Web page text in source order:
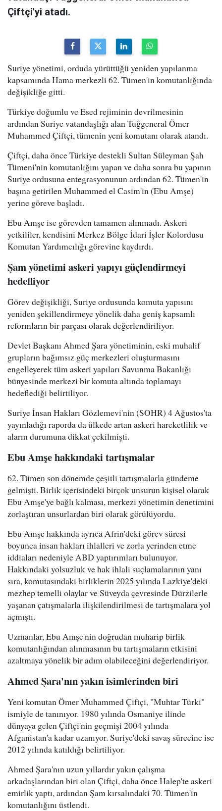
Çiftçi'yi atadı.
Suriye yönetimi, orduda yürüttüğü yeniden yapılanma
kapsamında Hama merkezli 62. Tümen'in komutanlığında
değişikliğe gitti.
Türkiye doğumlu ve Esed rejiminin devrilmesinin
ardından Suriye vatandaşlığı alan Tuğgeneral Ömer
Muhammed Çiftçi, tümenin yeni komutanı olarak atandı.
Çiftçi, daha önce Türkiye destekli Sultan Süleyman Şah
Tümeni'nin komutanlığını yapan ve daha sonra bu yapının
Suriye ordusuna entegrasyonunun ardından 62. Tümen'in
başına getirilen Muhammed el Casim'in (Ebu Amşe)
yerine göreve başladı.
Ebu Amşe ise görevden tamamen alınmadı. Askeri
yetkililer, kendisini Merkez Bölge İdari İşler Kolordusu
Komutan Yardımcılığı görevine kaydırdı.
Şam yönetimi askeri yapıyı güçlendirmeyi
hedefliyor
Görev değişikliği, Suriye ordusunda komuta yapısını
yeniden şekillendirmeye yönelik daha geniş kapsamlı
reformların bir parçası olarak değerlendiriliyor.
Devlet Başkanı Ahmed Şara yönetiminin, eski muhalif
grupların bağımsız güç merkezleri oluşturmasını
engelleyerek tüm askeri yapıları Savunma Bakanlığı
bünyesinde merkezi bir komuta altında toplamayı
hedeflediği belirtiliyor.
Suriye İnsan Hakları Gözlemevi'nin (SOHR) 4 Ağustos'ta
yayınladığı raporda da ülkede artan askeri hareketlilik ve
alarm durumuna dikkat çekilmişti.
Ebu Amşe hakkındaki tartışmalar
62. Tümen son dönemde çeşitli tartışmalarla gündeme
gelmişti. Birlik içerisindeki birçok unsurun kişisel olarak
Ebu Amşe'ye bağlı kalması, merkezi yönetimin denetimini
zorlaştıran unsurlardan biri olarak görülüyordu.
Ebu Amşe hakkında ayrıca Afrin'deki görev süresi
boyunca insan hakları ihlalleri ve zorla yerinden etme
iddiaları nedeniyle ABD yaptırımları bulunuyor.
Hakkındaki yolsuzluk ve hak ihlali suçlamalarının yanı
sıra, komutasındaki birliklerin 2025 yılında Lazkiye'deki
mezhep temelli olaylar ve Süveyda çevresinde Dürzilerle
yaşanan çatışmalarla ilişkilendirilmesi de tartışmalara yol
açmıştı.
Uzmanlar, Ebu Amşe'nin doğrudan muharip birlik
komutanlığından alınmasının bu tartışmaların etkisini
azaltmaya yönelik bir adım olabileceğini değerlendiriyor.
Ahmed Şara'nın yakın isimlerinden biri
Yeni komutan Ömer Muhammed Çiftçi, "Muhtar Türki"
ismiyle de tanınıyor. 1980 yılında Osmaniye ilinde
dünyaya gelen Çiftçi'nin geçmişi 2004 yılında
Afganistan'a kadar uzanıyor. Suriye'deki savaş sürecine ise
2012 yılında katıldığı belirtiliyor.
Ahmed Şara'nın uzun yıllardır yakın çalışma
arkadaşlarından biri olan Çiftçi, daha önce Halep'te askeri
emirlik yaptı, ardından Şam kırsalındaki 70. Tümen'in
komutanlığını üstlendi.